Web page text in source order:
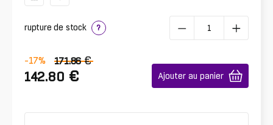
rupture de stock ?
-17% 171.86 €
142.80 € Ajouter au panier